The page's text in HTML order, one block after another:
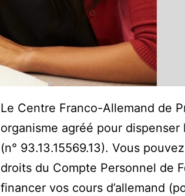
Le Centre Franco-Allemand de
organisme agréé pour
(n° 93.13.15569.13). Vous
droits du Compte Personnel de
financer vos cours d’allemand